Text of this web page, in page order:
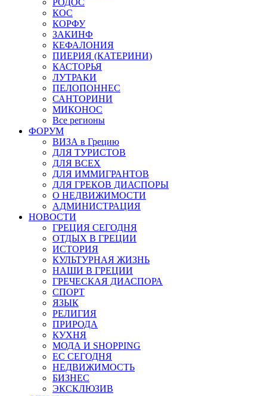
РОДОС
КОС
КОРФУ
ЗАКИНФ
КЕФАЛОНИЯ
ПИЕРИЯ (КАТЕРИНИ)
КАСТОРЬЯ
ЛУТРАКИ
ПЕЛОПОННЕС
САНТОРИНИ
МИКОНОС
Все регионы
ФОРУМ
ВИЗА в Грецию
ДЛЯ ТУРИСТОВ
ДЛЯ ВСЕХ
ДЛЯ ИММИГРАНТОВ
ДЛЯ ГРЕКОВ ДИАСПОРЫ
О НЕДВИЖИМОСТИ
АДМИНИСТРАЦИЯ
НОВОСТИ
ГРЕЦИЯ СЕГОДНЯ
ОТДЫХ В ГРЕЦИИ
ИСТОРИЯ
КУЛЬТУРНАЯ ЖИЗНЬ
НАШИ В ГРЕЦИИ
ГРЕЧЕСКАЯ ДИАСПОРА
СПОРТ
ЯЗЫК
РЕЛИГИЯ
ПРИРОДА
КУХНЯ
МОДА И SHOPPING
ЕС СЕГОДНЯ
НЕДВИЖИМОСТЬ
БИЗНЕС
ЭКСКЛЮЗИВ